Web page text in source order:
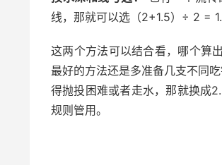
线，那就可以选（2+1.5）÷ 2 =
这两个方法可以结合看，哪个算
最好的方法还是多准备几支不同
得抛投困难或者走水，那就换成
规则管用。